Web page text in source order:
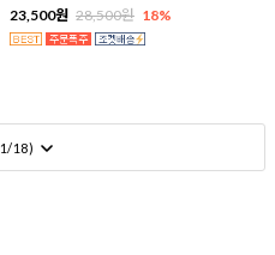
23,500원 28,500원 18%
1/18)